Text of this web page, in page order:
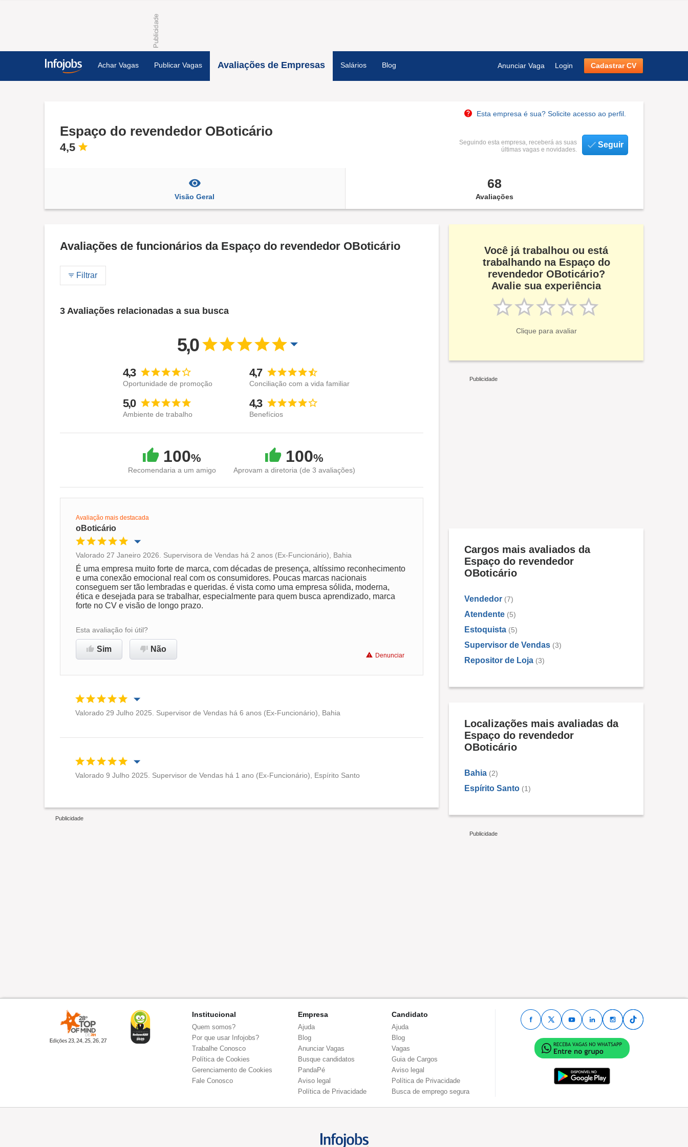
Achar Vagas Publicar Vagas Avaliações de Empresas Salários Blog Anunciar Vaga Login Cadastrar CV
Esta empresa é sua? Solicite acesso ao perfil.
Espaço do revendedor OBoticário
4,5
Seguindo esta empresa, receberá as suas
últimas vagas e novidades.
Seguir
Visão Geral
68
Avaliações
Avaliações de funcionários da Espaço do revendedor OBoticário
Filtrar
3 Avaliações relacionadas a sua busca
5,0
4,3
Oportunidade de promoção
4,7
Conciliação com a vida familiar
5,0
Ambiente de trabalho
4,3
Benefícios
100%
Recomendaria a um amigo
100%
Aprovam a diretoria (de 3 avaliações)
Avaliação mais destacada
oBoticário
Oportunidade de promoção
Ambiente de trabalho
Conciliação com a vida familiar
Benefícios
Valorado 27 Janeiro 2026. Supervisora de Vendas há 2 anos (Ex-Funcionário), Bahia
É uma empresa muito forte de marca, com décadas de presença, altíssimo reconhecimento
e uma conexão emocional real com os consumidores. Poucas marcas nacionais
conseguem ser tão lembradas e queridas. é vista como uma empresa sólida, moderna,
ética e desejada para se trabalhar, especialmente para quem busca aprendizado, marca
forte no CV e visão de longo prazo.
Esta avaliação foi útil?
Sim Não
Denunciar
Recomenda esta empresa Recomenda a diretoria
Valorado 29 Julho 2025. Supervisor de Vendas há 6 anos (Ex-Funcionário), Bahia
Ambiente de trabalho Benefícios
Valorado 9 Julho 2025. Supervisor de Vendas há 1 ano (Ex-Funcionário), Espírito Santo
Você já trabalhou ou está
trabalhando na Espaço do
revendedor OBoticário?
Avalie sua experiência
Clique para avaliar
Cargos mais avaliados da
Espaço do revendedor
OBoticário
Vendedor (7)
Atendente (5)
Estoquista (5)
Supervisor de Vendas (3)
Repositor de Loja (3)
Localizações mais avaliadas da
Espaço do revendedor
OBoticário
Bahia (2)
Espírito Santo (1)
Institucional
Quem somos?
Por que usar Infojobs?
Trabalhe Conosco
Política de Cookies
Gerenciamento de Cookies
Fale Conosco
Empresa
Ajuda
Blog
Anunciar Vagas
Busque candidatos
PandaPé
Aviso legal
Política de Privacidade
Candidato
Ajuda
Blog
Vagas
Guia de Cargos
Aviso legal
Política de Privacidade
Busca de emprego segura